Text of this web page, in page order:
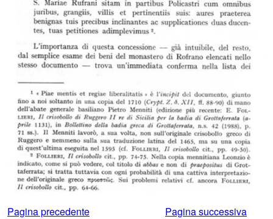
Pagina precedente Pagina successiva